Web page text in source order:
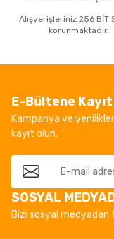
Alışverişleriniz 256 BİT
korunmaktadır.
E-Bültene
Kampanya ve
kayıt olun.
SOSYAL
Bizi sosyal medyadan